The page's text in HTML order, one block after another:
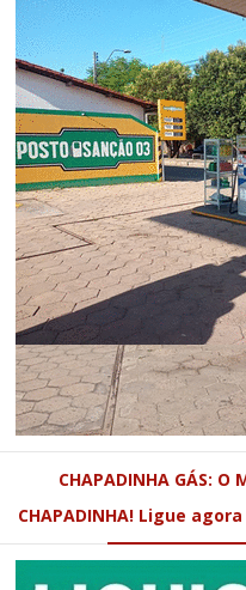
CHAPADINHA GÁS: O
CHAPADINHA! Ligue